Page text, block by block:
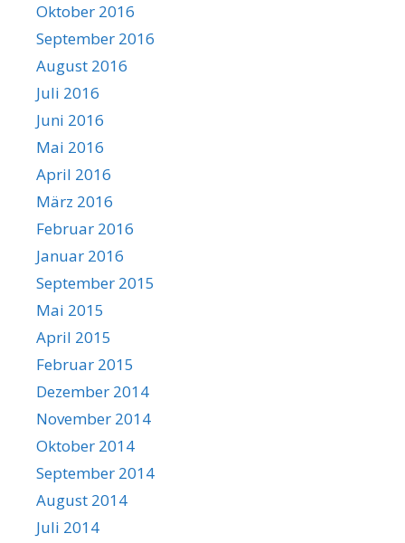
Oktober 2016
September 2016
August 2016
Juli 2016
Juni 2016
Mai 2016
April 2016
März 2016
Februar 2016
Januar 2016
September 2015
Mai 2015
April 2015
Februar 2015
Dezember 2014
November 2014
Oktober 2014
September 2014
August 2014
Juli 2014